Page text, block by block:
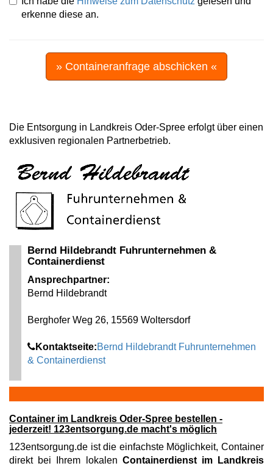
erkenne diese an.
» Containeranfrage abschicken «
Die Entsorgung in Landkreis Oder-Spree erfolgt über einen
exklusiven regionalen Partnerbetrieb.
Bernd Hildebrandt Fuhrunternehmen &
Containerdienst
Ansprechpartner:
Bernd Hildebrandt
Berghofer Weg 26, 15569 Woltersdorf
Kontaktseite:Bernd Hildebrandt Fuhrunternehmen
& Containerdienst
Container im Landkreis Oder-Spree bestellen -
jederzeit! 123entsorgung.de macht's möglich
123entsorgung.de ist die einfachste Möglichkeit, Container
direkt bei Ihrem lokalen Containerdienst im Landkreis